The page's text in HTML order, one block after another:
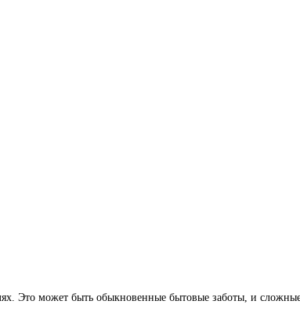
Это может быть обыкновенные бытовые заботы, и